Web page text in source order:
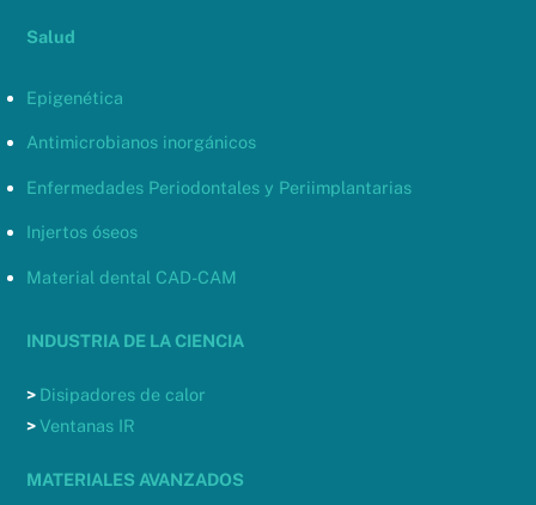
Salud
Epigenética
Antimicrobianos inorgánicos
Enfermedades Periodontales y Periimplantarias
Injertos óseos
Material dental CAD-CAM
INDUSTRIA DE LA CIENCIA
> Disipadores de calor
>Ventanas IR
MATERIALES AVANZADOS